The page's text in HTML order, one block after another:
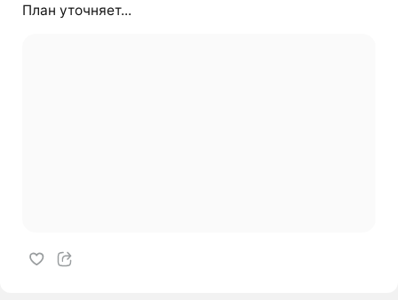
План уточняет...